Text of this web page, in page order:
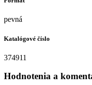
pevná
Katalógové číslo
374911
Hodnotenia a